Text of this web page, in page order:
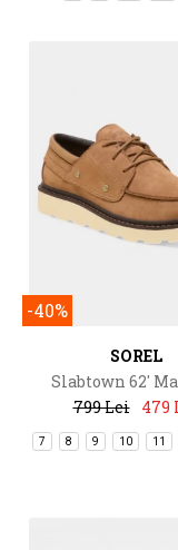
-40%
SOREL
Slabtown 62'
799 Lei
479
7 8 9 10 11